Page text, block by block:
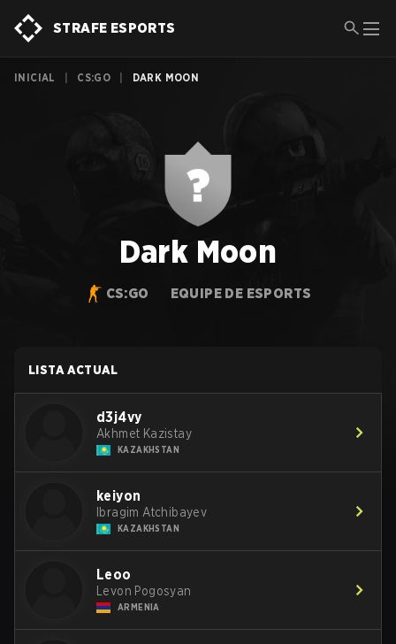
STRAFE ESPORTS
INICIAL CS:GO DARK MOON
Dark Moon
CS:GO EQUIPE DE ESPORTS
LISTA ACTUAL
d3j4vy
Akhmet Kazistay
KAZAKHSTAN
keiyon
Ibragim Atchibayev
KAZAKHSTAN
Leoo
Levon Pogosyan
ARMENIA